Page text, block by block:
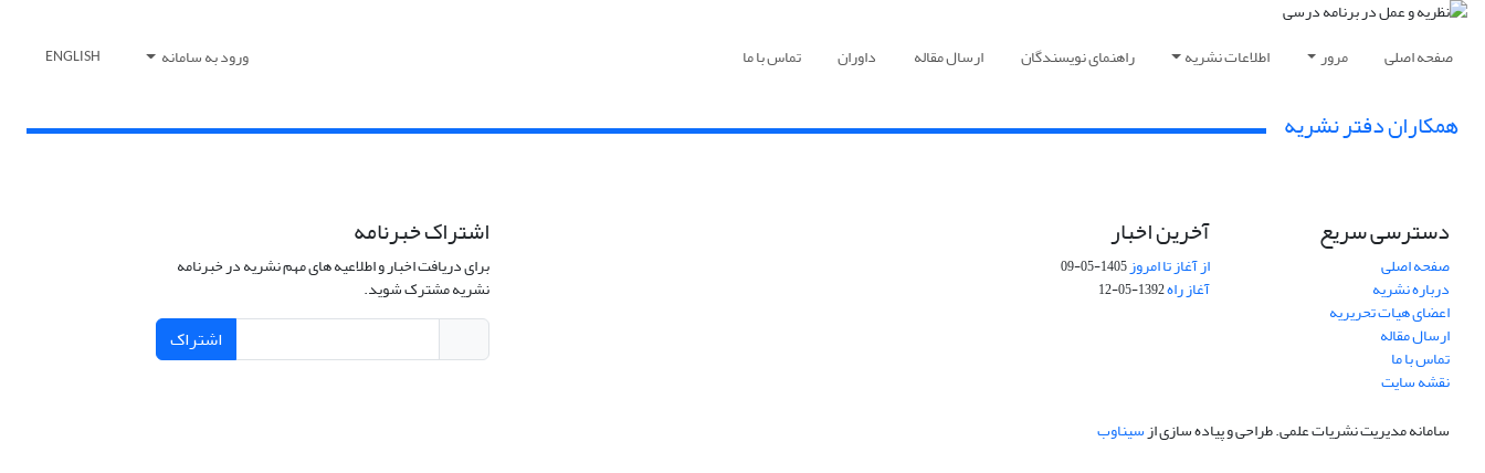
صفحه اصلی مرور اطلاعات نشریه راهنمای نویسندگان ارسال مقاله داوران تماس با ما ورود به سامانه ENGLISH
همکاران دفتر نشریه
دسترسی سریع
صفحه اصلی
درباره نشریه
اعضای هیات تحریریه
ارسال مقاله
تماس با ما
نقشه سایت
آخرین اخبار
از آغاز تا امروز1405-05-09
آغاز راه1392-05-12
اشتراک خبرنامه
برای دریافت اخبار و اطلاعیه های مهم نشریه در خبرنامه
نشریه مشترک شوید.
اشتراک
سامانه مدیریت نشریات علمی.طراحی و پیاده سازی ازسیناوب